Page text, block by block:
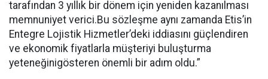
tarafından 3 yıllık bir dönem için yeniden kazanılması
memnuniyet verici.Bu sözleşme aynı zamanda Etis’in
Entegre Lojistik Hizmetler’deki iddiasını güçlendiren
ve ekonomik fiyatlarla müşteriyi buluşturma
yeteneğinigösteren önemli bir adım oldu.”